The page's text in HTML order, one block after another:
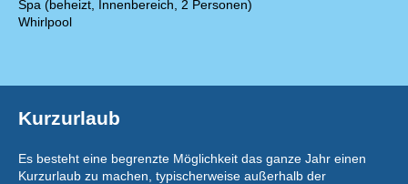
Spa (beheizt, Innenbereich, 2 Personen)
Whirlpool
Kurzurlaub
Es besteht eine begrenzte Möglichkeit das ganze Jahr einen
Kurzurlaub zu machen, typischerweise außerhalb der